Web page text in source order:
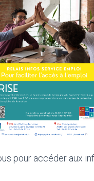
pour accéder aux